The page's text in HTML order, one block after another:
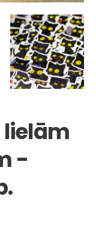
lielām
-